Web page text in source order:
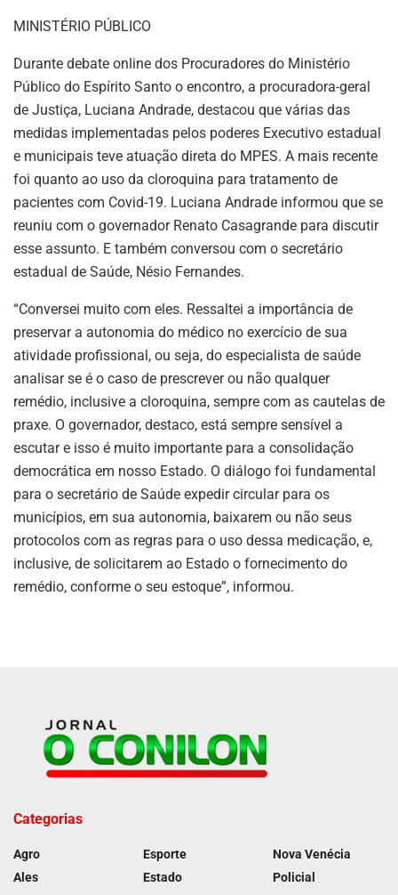
MINISTÉRIO PÚBLICO
Durante debate online dos Procuradores do Ministério
Público do Espírito Santo o encontro, a procuradora-geral
de Justiça, Luciana Andrade, destacou que várias das
medidas implementadas pelos poderes Executivo estadual
e municipais teve atuação direta do MPES. A mais recente
foi quanto ao uso da cloroquina para tratamento de
pacientes com Covid-19. Luciana Andrade informou que se
reuniu com o governador Renato Casagrande para discutir
esse assunto. E também conversou com o secretário
estadual de Saúde, Nésio Fernandes.
“Conversei muito com eles. Ressaltei a importância de
preservar a autonomia do médico no exercício de sua
atividade profissional, ou seja, do especialista de saúde
analisar se é o caso de prescrever ou não qualquer
remédio, inclusive a cloroquina, sempre com as cautelas de
praxe. O governador, destaco, está sempre sensível a
escutar e isso é muito importante para a consolidação
democrática em nosso Estado. O diálogo foi fundamental
para o secretário de Saúde expedir circular para os
municípios, em sua autonomia, baixarem ou não seus
protocolos com as regras para o uso dessa medicação, e,
inclusive, de solicitarem ao Estado o fornecimento do
remédio, conforme o seu estoque”, informou.
Categorias
Agro
Ales
Esporte
Estado
Nova Venécia
Policial